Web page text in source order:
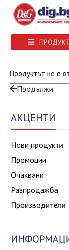
Продуктът не е
Продължи
АКЦЕНТИ
Нови продукти
Промоции
Очаквани
Разпродажба
Производители